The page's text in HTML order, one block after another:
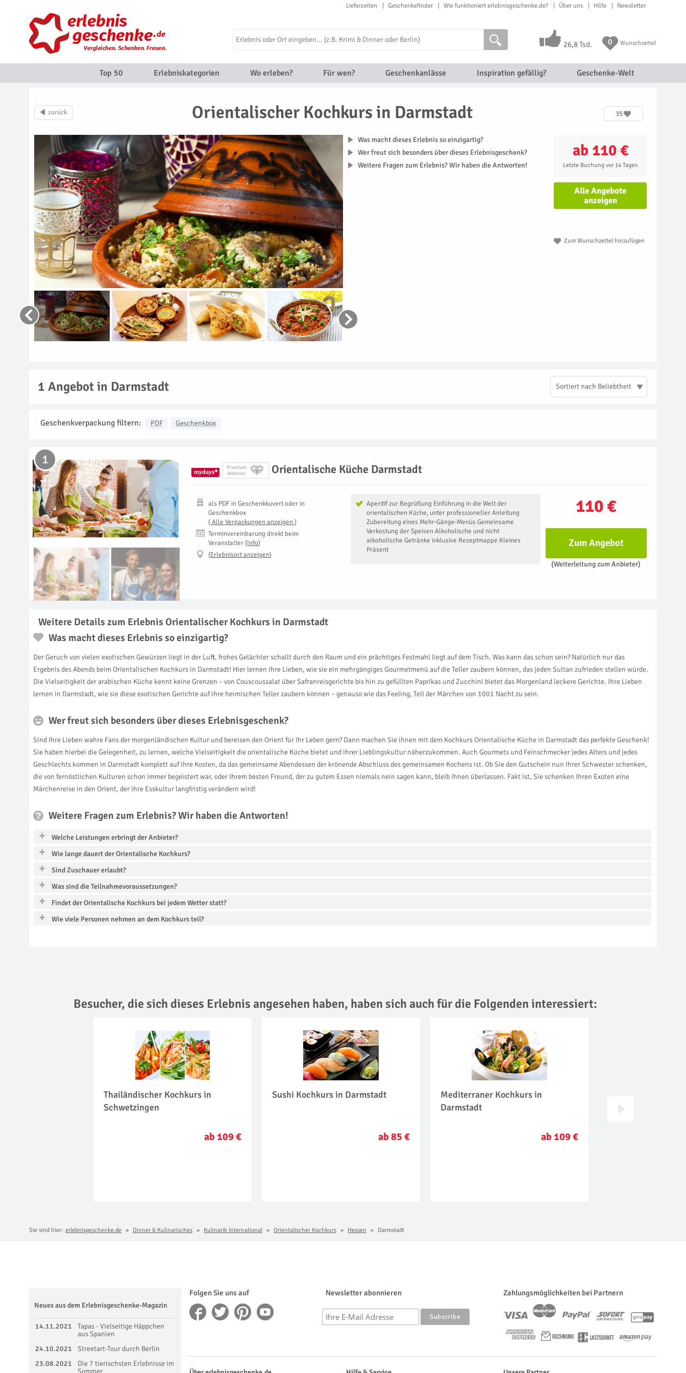
Lieferzeiten Geschenkefinder Wie funktioniert erlebnisgeschenke.de? Über uns Hilfe Newsletter
26,8 Tsd. 0 Wunschzettel
Top 50 Erlebniskategorien Wo erleben? Für wen? Geschenkanlässe Inspiration gefällig? Geschenke-Welt
Orientalischer Kochkurs in Darmstadt 35
ab 110 €
Letzte Buchung vor 14 Tagen
Alle Angebote
anzeigen
Zum Wunschzettel hinzufügen
Was macht dieses Erlebnis so einzigartig?
Wer freut sich besonders über dieses Erlebnisgeschenk?
Weitere Fragen zum Erlebnis? Wir haben die Antworten!
1 Angebot in Darmstadt Sortiert nach Beliebtheit
Geschenkverpackung filtern: PDF Geschenkbox
Premium
Anbieter
Orientalische Küche Darmstadt
1
110 €
Aperitif zur Begrüßung Einführung in die Welt der
orientalischen Küche, unter professioneller Anleitung
Zubereitung eines Mehr-Gänge-Menüs Gemeinsame
Verkostung der Speisen Alkoholische und nicht
alkoholische Getränke inklusive Rezeptmappe Kleines
Präsent
als PDFinGeschenkkuvert oder in
Geschenkbox
( Alle Verpackungen anzeigen )
Terminvereinbarung direkt beim
Veranstalter (Info)
(Erlebnisort anzeigen)
Zum Angebot
(Weiterleitung zum Anbieter)
Weitere Details zum Erlebnis Orientalischer Kochkurs in Darmstadt
Was macht dieses Erlebnis so einzigartig?
Der Geruch von vielen exotischen Gewürzen liegt in der Luft, frohes Gelächter schallt durch den Raum und ein prächtiges Festmahl liegt auf dem Tisch. Was kann das schon sein? Natürlich nur das
Ergebnis des Abends beim Orientalischen Kochkurs in Darmstadt! Hier lernen Ihre Lieben, wie sie ein mehrgängiges Gourmetmenü auf die Teller zaubern können, das jeden Sultan zufrieden stellen würde.
Die Vielseitigkeit der arabischen Küche kennt keine Grenzen – von Couscoussalat über Safranreisgerichte bis hin zu gefüllten Paprikas und Zucchini bietet das Morgenland leckere Gerichte. Ihre Lieben
lernen in Darmstadt, wie sie diese exotischen Gerichte auf ihre heimischen Teller zaubern können – genauso wie das Feeling, Teil der Märchen von 1001 Nacht zu sein.
Wer freut sich besonders über dieses Erlebnisgeschenk?
Sind Ihre Lieben wahre Fans der morgenländischen Kultur und bereisen den Orient für Ihr Leben gern? Dann machen Sie ihnen mit dem Kochkurs Orientalische Küche in Darmstadt das perfekte Geschenk!
Sie haben hierbei die Gelegenheit, zu lernen, welche Vielseitigkeit die orientalische Küche bietet und ihrer Lieblingskultur näherzukommen. Auch Gourmets und Feinschmecker jedes Alters und jedes
Geschlechts kommen in Darmstadt komplett auf ihre Kosten, da das gemeinsame Abendessen der krönende Abschluss des gemeinsamen Kochens ist. Ob Sie den Gutschein nun Ihrer Schwester schenken,
die von fernöstlichen Kulturen schon immer begeistert war, oder Ihrem besten Freund, der zu gutem Essen niemals nein sagen kann, bleib Ihnen überlassen. Fakt ist, Sie schenken Ihren Exoten eine
Märchenreise in den Orient, der ihre Esskultur langfristig verändern wird!
Weitere Fragen zum Erlebnis? Wir haben die Antworten!
Welche Leistungen erbringt der Anbieter?
Wie lange dauert der Orientalische Kochkurs?
Sind Zuschauer erlaubt?
Was sind die Teilnahmevoraussetzungen?
Findet der Orientalische Kochkurs bei jedem Wetter statt?
Wie viele Personen nehmen an dem Kochkurs teil?
Besucher, die sich dieses Erlebnis angesehen haben, haben sich auch für die Folgenden interessiert:
Thailändischer Kochkurs in
Schwetzingen
ab 109 €
Sushi Kochkurs in Darmstadt
ab 85 €
Mediterraner Kochkurs in
Darmstadt
ab 109 €
Sie sind hier: erlebnisgeschenke.de Dinner & Kulinarisches Kulinarik International Orientalischer Kochkurs Hessen Darmstadt
Folgen Sie uns auf Newsletter abonnieren Zahlungsmöglichkeiten bei Partnern
Neues aus dem Erlebnisgeschenke-Magazin
14.11.2021
Tapas - Vielseitige Häppchen
aus Spanien
24.10.2021
Streetart-Tour durch Berlin
23.08.2021
Die 7 tierischsten Erlebnisse im
Sommer